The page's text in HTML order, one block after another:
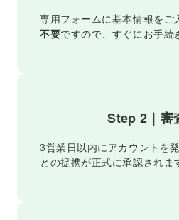
専用フォームに基本情報をご
不要ですので、すぐにお手続
Step 2｜審
3営業日以内にアカウントを
との提携が正式に承認されま